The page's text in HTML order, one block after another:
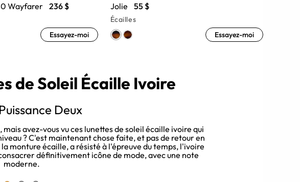
Wayfarer 236 $
Essayez-moi
Jolie 55 $
Écailles
Essayez-moi
de Soleil Écaille Ivoire
Deux
mais avez-vous vu ces lunettes de soleil écaille ivoire qui
? C'est maintenant chose faite, et pas de retour en
monture écaille, a résisté à l'épreuve du temps, l'ivoire
définitivement icône de mode, avec une note
moderne.